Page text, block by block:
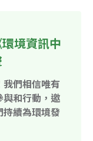
境資訊中
我們相信唯有
與和行動，邀
續為環境發